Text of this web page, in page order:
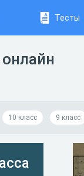
Тесты
10 класс 9 класс